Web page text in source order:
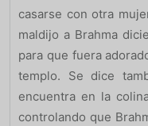
casarse con otra
maldijo a Brahma
para que fuera
templo. Se dice
encuentra en la
controlando que